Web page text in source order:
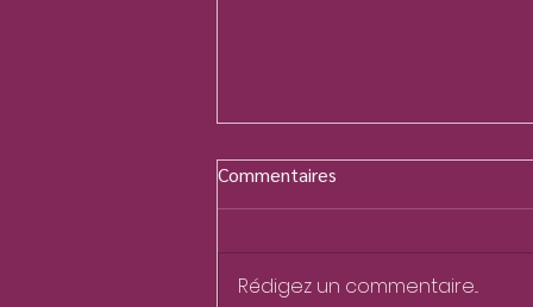
Commentaires
Rédigez un commentaire...